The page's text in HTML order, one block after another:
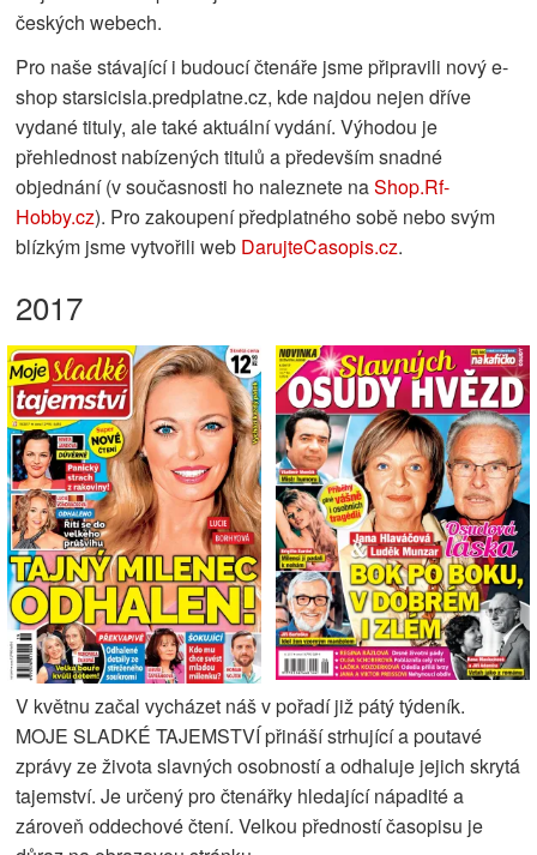
českých webech.
Pro naše stávající i budoucí čtenáře jsme připravili nový e-
shop starsicisla.predplatne.cz, kde najdou nejen dříve
vydané tituly, ale také aktuální vydání. Výhodou je
přehlednost nabízených titulů a především snadné
objednání (v současnosti ho naleznete naShop.Rf-
Hobby.cz). Pro zakoupení předplatného sobě nebo svým
blízkým jsme vytvořili web DarujteCasopis.cz.
2017
V květnu začal vycházet náš v pořadí již pátý týdeník.
MOJE SLADKÉ TAJEMSTVÍ přináší strhující a poutavé
zprávy ze života slavných osobností a odhaluje jejich skrytá
tajemství. Je určený pro čtenářky hledající nápadité a
zároveň oddechové čtení. Velkou předností časopisu je